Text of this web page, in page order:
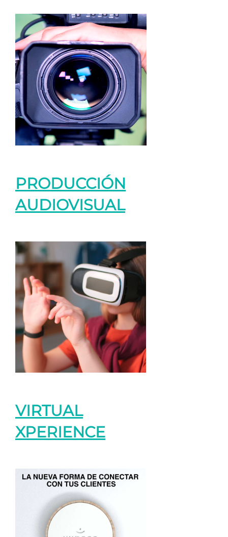
PRODUCCIÓN
AUDIOVISUAL
VIRTUAL
XPERIENCE